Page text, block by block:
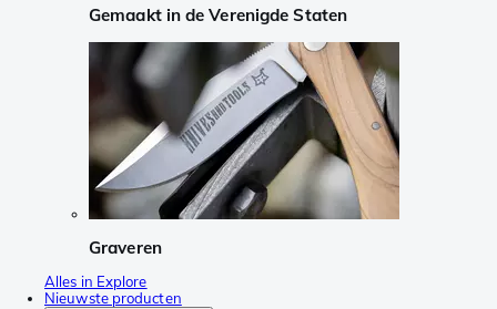
Gemaakt in de Verenigde Staten
Graveren
Alles in Explore
Nieuwste producten